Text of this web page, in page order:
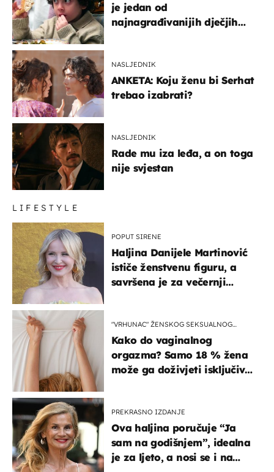
je jedan od
najnagrađivanijih dječjih
NASLJEDNIK
ANKETA: Koju ženu bi Serhat
trebao izabrati?
NASLJEDNIK
Rade mu iza leđa, a on toga
nije svjestan
LIFESTYLE
POPUT SIRENE
Haljina Danijele Martinović
ističe ženstvenu figuru, a
savršena je za večernji
"VRHUNAC" ŽENSKOG SEKSUALNOG
Kako do vaginalnog
orgazma? Samo 18 % žena
može ga doživjeti isključivo
PREKRASNO IZDANJE
Ova haljina poručuje “Ja
sam na godišnjem”, idealna
je za ljeto, a nosi se i na